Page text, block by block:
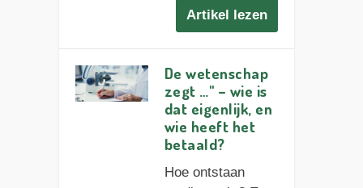
Artikel lezen
De wetenschap
zegt …" – wie is
dat eigenlijk, en
wie heeft het
betaald?
Hoe ontstaan